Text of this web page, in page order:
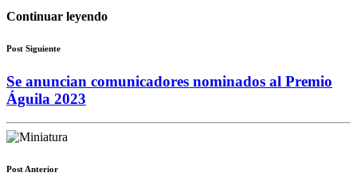
Continuar leyendo
Post Siguiente
Se anuncian comunicadores nominados al Premio
Águila 2023
Post Anterior